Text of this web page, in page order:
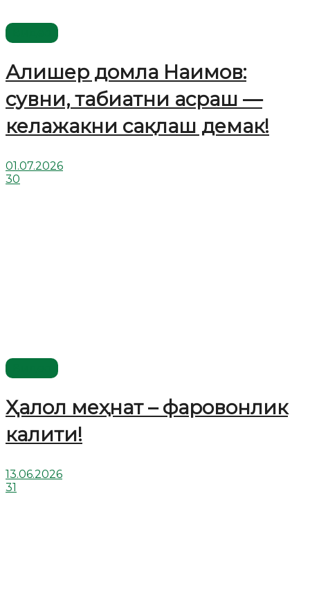
Алишер домла Наимов:
сувни, табиатни асраш —
келажакни сақлаш демак!
01.07.2026
30
Ҳалол меҳнат – фаровонлик
калити!
13.06.2026
31